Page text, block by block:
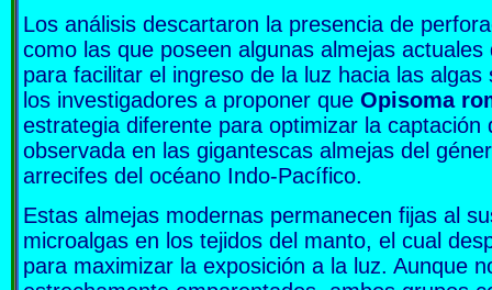
Los análisis descartaron la presencia de
como las que poseen algunas almejas
para facilitar el ingreso de la luz hacia las
los investigadores a proponer que Opisoma
estrategia diferente para optimizar la
observada en las gigantescas almejas del
arrecifes del océano Indo-Pacífico.
Estas almejas modernas permanecen fijas al
microalgas en los tejidos del manto, el cual
para maximizar la exposición a la luz. Aunque